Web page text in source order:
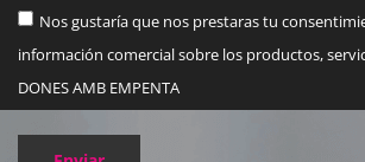
Nos gustaría que nos prestaras tu
información comercial sobre los productos,
DONES AMB EMPENTA